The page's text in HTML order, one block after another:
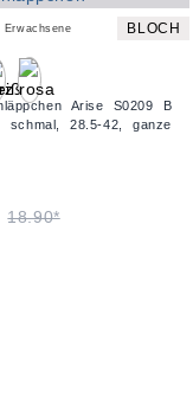
BLOCH
Arise S0209 B
schmal, 28.5-42, ganze
18.90*